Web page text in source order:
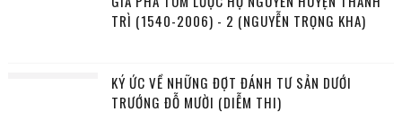
TRÌ (1540-2006) - 2 (NGUYỄN TRỌNG KHA)
KÝ ỨC VỀ NHỮNG ĐỢT ĐÁNH TƯ SẢN DƯỚI
TRƯỚNG ĐỖ MƯỜI (DIỄM THI)